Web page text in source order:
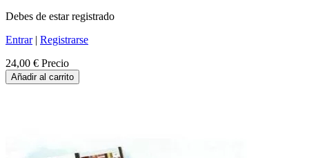
Debes de estar registrado
Entrar| Registrarse
24,00 € Precio
Añadir al carrito